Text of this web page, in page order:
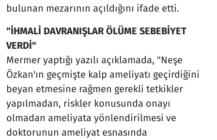
bulunan mezarının açıldığını ifade etti.
"İHMALİ DAVRANIŞLAR ÖLÜME SEBEBİYET
VERDİ"
Mermer yaptığı yazılı açıklamada, "Neşe
Özkan'ın geçmişte kalp ameliyatı geçirdiğini
beyan etmesine rağmen gerekli tetkikler
yapılmadan, riskler konusunda onayı
olmadan ameliyata yönlendirilmesi ve
doktorunun ameliyat esnasında